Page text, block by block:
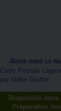
Joute dans la
Carte Postale
par Didier Graffet
Disponible dans
Préparation